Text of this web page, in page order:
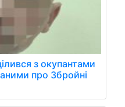
з окупантами
про Збройні